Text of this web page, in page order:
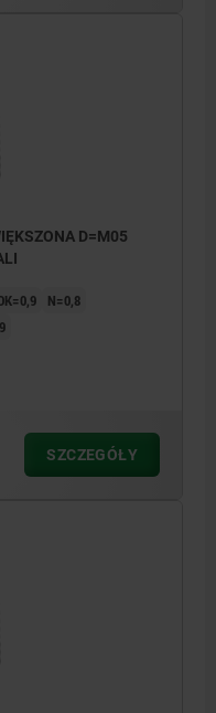
D=M05
N=0,8
SZCZEGÓŁY